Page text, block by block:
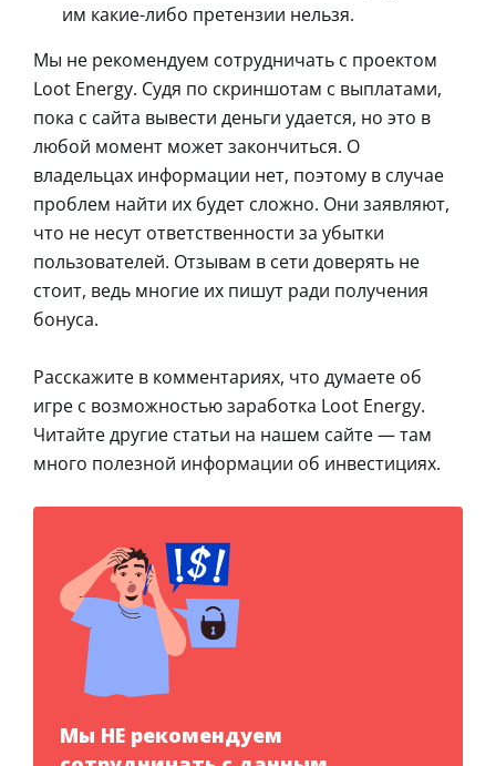
им какие-либо претензии нельзя.
Мы не рекомендуем сотрудничать с проектом
Loot Energy. Судя по скриншотам с выплатами,
пока с сайта вывести деньги удается, но это в
любой момент может закончиться. О
владельцах информации нет, поэтому в случае
проблем найти их будет сложно. Они заявляют,
что не несут ответственности за убытки
пользователей. Отзывам в сети доверять не
стоит, ведь многие их пишут ради получения
бонуса.
Расскажите в комментариях, что думаете об
игре с возможностью заработка Loot Energy.
Читайте другие статьи на нашем сайте — там
много полезной информации об инвестициях.
Мы НЕ рекомендуем